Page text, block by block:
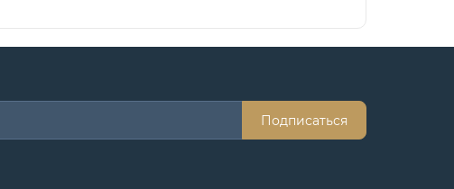
Подписаться